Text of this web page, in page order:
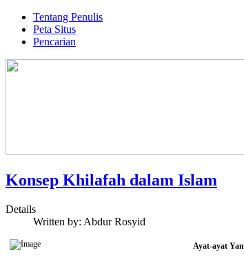
Tentang Penulis
Peta Situs
Pencarian
Konsep Khilafah dalam Islam
Details
Written by: Abdur Rosyid
Ayat-ayat